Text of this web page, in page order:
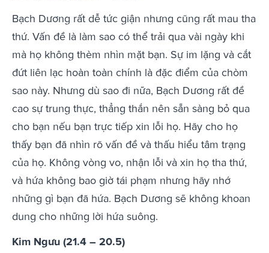
Bạch Dương rất dễ tức giận nhưng cũng rất mau tha
thứ. Vấn đề là làm sao có thể trải qua vài ngày khi
mà họ không thèm nhìn mặt bạn. Sự im lặng và cắt
đứt liên lạc hoàn toàn chính là đặc điểm của chòm
sao này. Nhưng dù sao đi nữa, Bạch Dương rất đề
cao sự trung thực, thẳng thắn nên sẵn sàng bỏ qua
cho bạn nếu bạn trực tiếp xin lỗi họ. Hãy cho họ
thấy bạn đã nhìn rõ vấn đề và thấu hiểu tâm trạng
của họ. Không vòng vo, nhận lỗi và xin họ tha thứ,
và hứa không bao giờ tái phạm nhưng hãy nhớ
những gì bạn đã hứa. Bạch Dương sẽ không khoan
dung cho những lời hứa suông.
Kim Ngưu (21.4 – 20.5)